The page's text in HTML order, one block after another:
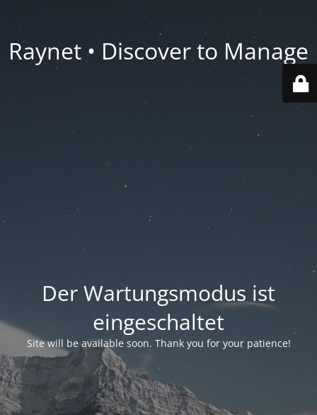
Raynet • Discover to Manage
Der Wartungsmodus ist
eingeschaltet
Site will be available soon. Thank you for your patience!